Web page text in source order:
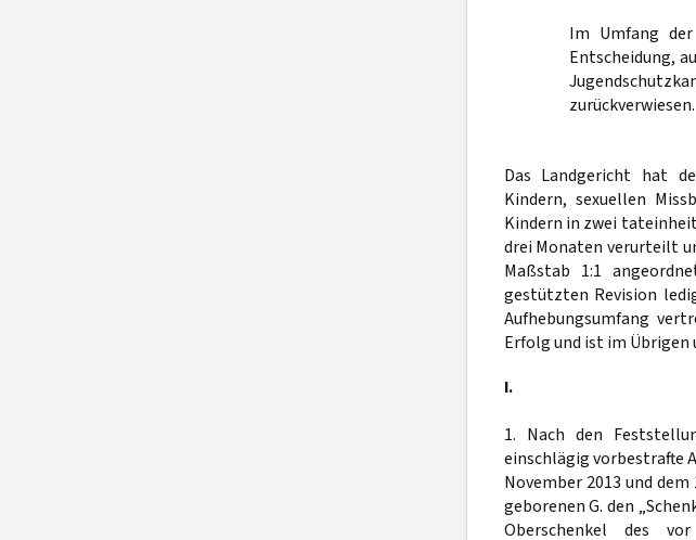
Im Umfang
Entscheidung,
zurückverwiesen.
Das Landgericht hat
Kindern, sexuellen
Kindern in zwei
drei Monaten verurteilt
Maßstab 1:1
gestützten Revision
Aufhebungsumfang
Erfolg und ist im Übrigen
I.
1. Nach den
einschlägig vorbestrafte
November 2013 und
geborenen G. den
Oberschenkel des